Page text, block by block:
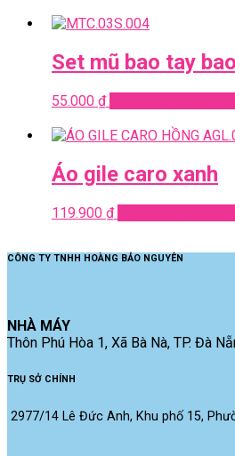
Set mũ bao tay
55.000 ₫
Áo gile caro xanh
119.900 ₫
CÔNG TY TNHH HOÀNG BẢO NGUYÊN
NHÀ MÁY
Thôn Phú Hòa 1, Xã Bà Nà, TP. Đà
TRỤ SỞ CHÍNH
2977/14 Lê Đức Anh, Khu phố 15,